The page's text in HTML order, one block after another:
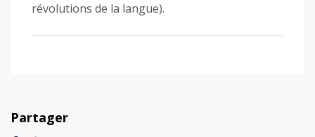
révolutions de la langue).
Partager